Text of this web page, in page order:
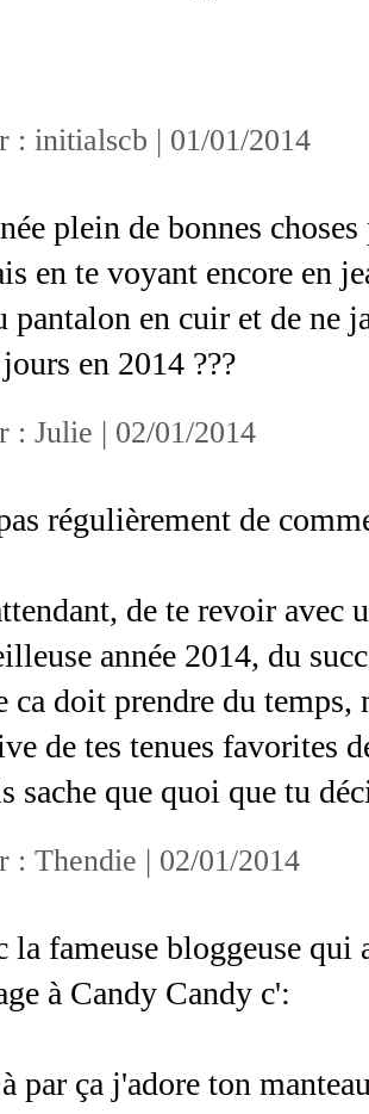
: initialscb | 01/01/2014
plein de bonnes
en te voyant encore en
pantalon en cuir et de ne
en 2014 ???
: Julie | 02/01/2014
régulièrement de
de te revoir avec
année 2014, du
ca doit prendre du
de tes tenues favorites
sache que quoi que tu
: Thendie | 02/01/2014
la fameuse bloggeuse
à Candy Candy c':
par ça j'adore ton